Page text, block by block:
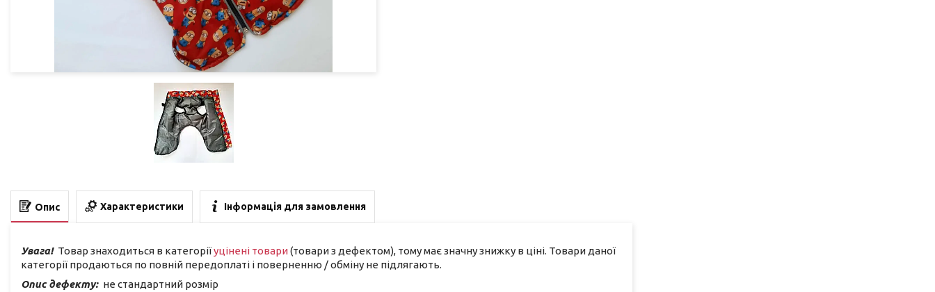
Опис Характеристики Інформація для замовлення
Увага! Товар знаходиться в категоріїуцінені товари(товари з дефектом), тому має значну знижку в ціні. Товари даної
категорії продаються по повній передоплаті і поверненню / обміну не підлягають.
Опис дефекту: не стандартний розмір